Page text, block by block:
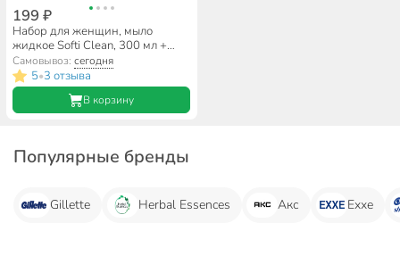
199 ₽
Набор для женщин, мыло
жидкое Softi Clean, 300 мл +
крем для рук, Olea, 30 мл +
пилка маникюрная
Самовывоз:сегодня
5•3 отзыва
В корзину
Популярные бренды
Gillette Herbal Essences Акс Exxe